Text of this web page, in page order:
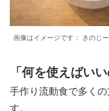
画像はイメージです： きのじ
「何を使えばい
手作り流動食で多く
す。